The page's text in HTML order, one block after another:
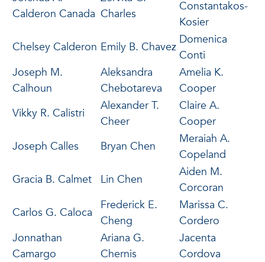
Calderon Canada Charles
Constantakos-
Kosier
Chelsey Calderon Emily B. Chavez
Domenica
Conti
Joseph M.
Calhoun
Aleksandra
Chebotareva
Amelia K.
Cooper
Vikky R. Calistri
Alexander T.
Cheer
Claire A.
Cooper
Joseph Calles
Bryan Chen
Meraiah A.
Copeland
Gracia B. Calmet
Lin Chen
Aiden M.
Corcoran
Carlos G. Caloca
Frederick E.
Cheng
Marissa C.
Cordero
Jonnathan
Camargo
Ariana G.
Chernis
Jacenta
Cordova